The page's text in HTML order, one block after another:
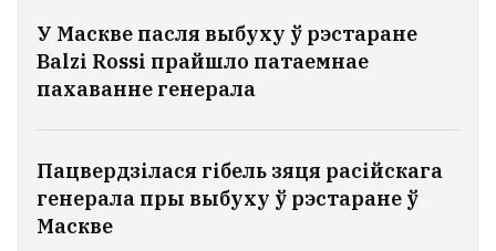
У Маскве пасля выбуху ў рэстаране
Balzi Rossi прайшло патаемнае
пахаванне генерала
Пацвердзілася гібель зяця расійскага
генерала пры выбуху ў рэстаране ў
Маскве
Беларускія спецслужбы выведваюць
інфармацыю пра ўдзельнікаў
канферэнцыі «Новая Беларусь»
9
«Я трымаў дзве галоўкі часнаку, а ён
ляцеў за мной». Прадавец з Херсона